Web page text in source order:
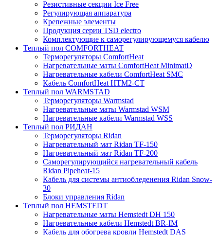
Резистивные секции Ice Free
Регулирующая аппаратура
Крепежные элементы
Продукция серии TSD electro
Комплектующие к саморегулирующемуся кабелю
Теплый пол COMFORTHEAT
Терморегуляторы ComfortHeat
Нагревательные маты ComfortHeat MinimatD
Нагревательные кабели ComfortHeat SMC
Кабель ComfortHeat HTM2-CT
Теплый пол WARMSTAD
Терморегуляторы Warmstad
Нагревательные маты Warmstad WSM
Нагревательные кабели Warmstad WSS
Теплый пол РИДАН
Терморегуляторы Ridan
Нагревательный мат Ridan TF-150
Нагревательный мат Ridan TF-200
Саморегулирующийся нагревательный кабель
Ridan Pipeheat-15
Кабель для системы антиобледенения Ridan Snow-
30
Блоки управления Ridan
Теплый пол HEMSTEDT
Нагревательные маты Hemstedt DH 150
Нагревательные кабели Hemstedt BR-IM
Кабель для обогрева кровли Hemstedt DAS